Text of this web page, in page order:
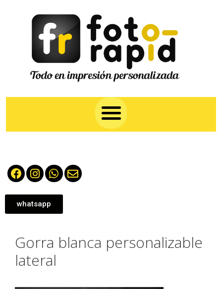
whatsapp
Gorra blanca personalizable
lateral